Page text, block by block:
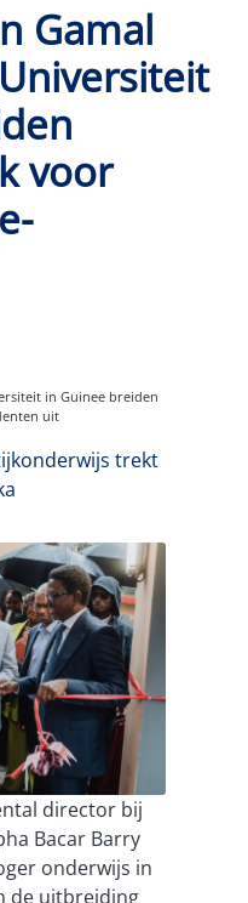
Gamal
voor
in Guinee breiden
uit
trekt
director bij
Bacar Barry
onderwijs in
de uitbreiding